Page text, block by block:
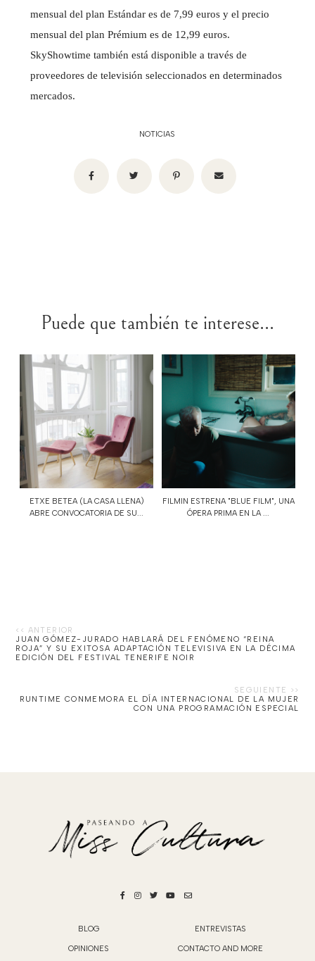
mensual del plan Estándar es de 7,99 euros y el precio
mensual del plan Prémium es de 12,99 euros.
SkyShowtime también está disponible a través de
proveedores de televisión seleccionados en determinados
mercados.
NOTICIAS
Puede que también te interese...
ETXE BETEA (LA CASA LLENA)
ABRE CONVOCATORIA DE SU...
FILMIN ESTRENA "BLUE FILM", UNA
ÓPERA PRIMA EN LA ...
JUAN GÓMEZ-JURADO HABLARÁ DEL FENÓMENO “REINA
ROJA” Y SU EXITOSA ADAPTACIÓN TELEVISIVA EN LA DÉCIMA
EDICIÓN DEL FESTIVAL TENERIFE NOIR
RUNTIME CONMEMORA EL DÍA INTERNACIONAL DE LA MUJER
CON UNA PROGRAMACIÓN ESPECIAL
BLOG ENTREVISTAS
OPINIONES CONTACTO AND MORE